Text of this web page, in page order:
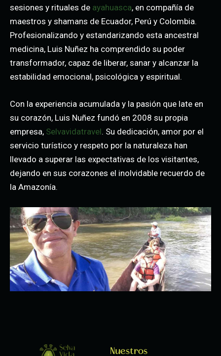
sesiones y rituales de ayahuasca, en compañía de
maestros y shamans de Ecuador, Perú y Colombia.
Profesionalizando y estandarizando esta ancestral
medicina, Luis Nuñez ha comprendido su poder
transformador, capaz de liberar, sanar y alcanzar la
estabilidad emocional, psicológica y espiritual.
Con la experiencia acumulada y la pasión que late en
su corazón, Luis Nuñez fundó en 2008 su propia
empresa, Selvavidatravel. Su dedicación, amor por el
servicio turístico y respeto por la naturaleza han
llevado a superar las expectativas de los visitantes,
dejando en sus corazones el inolvidable recuerdo de
la Amazonía.
Nuestros